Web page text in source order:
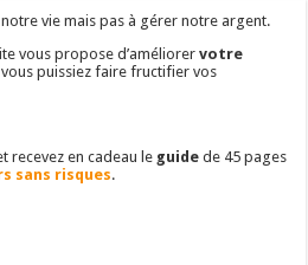
vie mais pas à gérer notre argent.
vous propose d’améliorervotre
puissiez faire fructifier vos
recevez en cadeau le guide de 45 pages
sans risques.